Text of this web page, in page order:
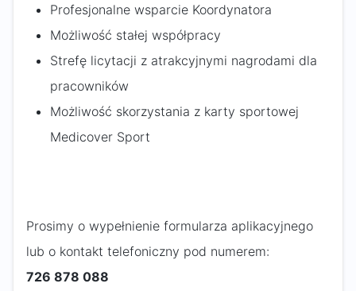
Profesjonalne wsparcie Koordynatora
Możliwość stałej współpracy
Strefę licytacji z atrakcyjnymi nagrodami dla
pracowników
Możliwość skorzystania z karty sportowej
Medicover Sport
Prosimy o wypełnienie formularza aplikacyjnego
lub o kontakt telefoniczny pod numerem:
726 878 088